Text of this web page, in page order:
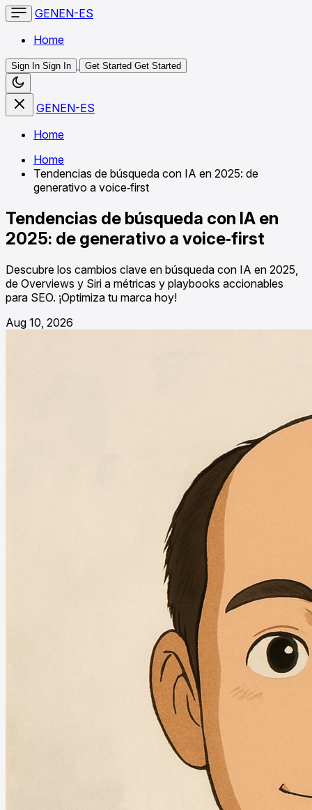
GENEN-ES
Home
Sign In Sign In Get Started Get Started
GENEN-ES
Home
Home
Tendencias de búsqueda con IA en 2025: de
generativo a voice‑first
Tendencias de búsqueda con IA en
2025: de generativo a voice‑first
Descubre los cambios clave en búsqueda con IA en 2025,
de Overviews y Siri a métricas y playbooks accionables
para SEO. ¡Optimiza tu marca hoy!
Aug 10, 2026